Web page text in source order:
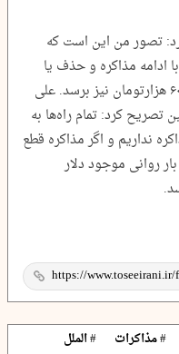
تصور من این است که
ادامه مذاکره و حذف یا
تعلیق تحریم‌ها شاید قیمت دلار به زیر ۶۰ هزارتومان نیز برسد. علی
با اقتصاد24، همچنین تصریح کرد: تمام راه‌ها به
نداریم و اگر مذاکره قطع
روانی موجود دلار
# مذاکرات
# الملل